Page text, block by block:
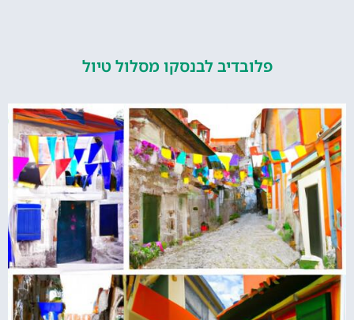
פלובדיב לבנסקו מסלול טיול